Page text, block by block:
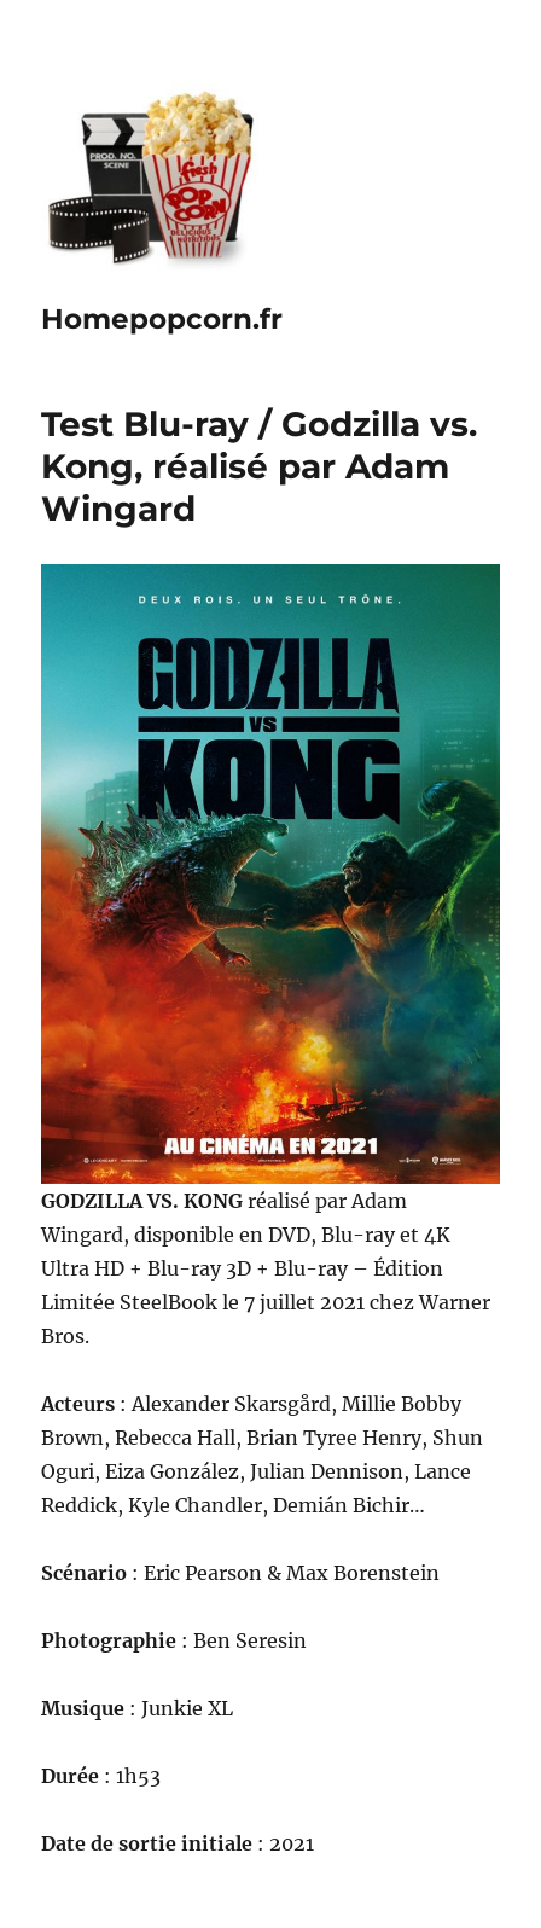
Homepopcorn.fr
Test Blu-ray / Godzilla vs.
Kong, réalisé par Adam
Wingard
GODZILLA VS. KONGréalisé par Adam
Wingard, disponible en DVD, Blu-ray et 4K
Ultra HD + Blu-ray 3D + Blu-ray – Édition
Limitée SteelBook le 7 juillet 2021 chez Warner
Bros.
Acteurs : Alexander Skarsgård, Millie Bobby
Brown, Rebecca Hall, Brian Tyree Henry, Shun
Oguri, Eiza González, Julian Dennison, Lance
Reddick, Kyle Chandler, Demián Bichir…
Scénario : Eric Pearson & Max Borenstein
Photographie : Ben Seresin
Musique : Junkie XL
Durée : 1h53
Date de sortie initiale : 2021